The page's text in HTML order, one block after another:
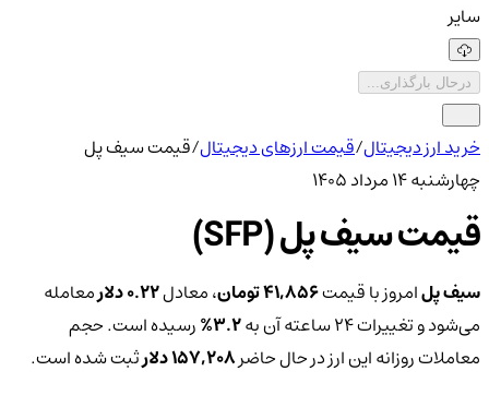
سایر
درحال بارگذاری...
خرید ارز دیجیتال/قیمت ارزهای دیجیتال/قیمت سیف پل
چهارشنبه ۱۴ مرداد ۱۴۰۵
قیمت سیف پل (SFP)
سیف پلامروز با قیمت41,856 تومان ، معادل0.22 دلار
معامله
می‌شود و تغییرات ۲۴ ساعته آن به
3.2% رسیده است. حجم
معاملات روزانه این ارز در حال حاضر157,208 دلار
ثبت شده است.